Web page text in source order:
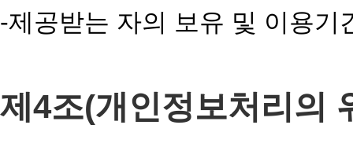
-제공받는 자의 보유 및 이용
제4조(개인정보처리의